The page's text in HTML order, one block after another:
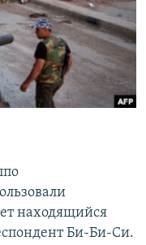
находящийся
Би-Би-Си.